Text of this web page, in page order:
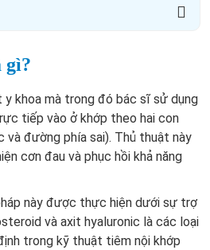
gì?
y khoa mà trong đó bác sĩ sử dụng
tiếp vào ở khớp theo hai con
đường phía sai). Thủ thuật này
cơn đau và phục hồi khả năng
này được thực hiện dưới sự trợ
và axit hyaluronic là các loại
trong kỹ thuật tiêm nội khớp